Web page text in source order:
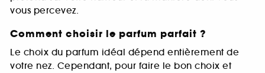
vous percevez.
Comment choisir le parfum parfait ?
Le choix du parfum idéal dépend entièrement de
votre nez. Cependant, pour faire le bon choix et